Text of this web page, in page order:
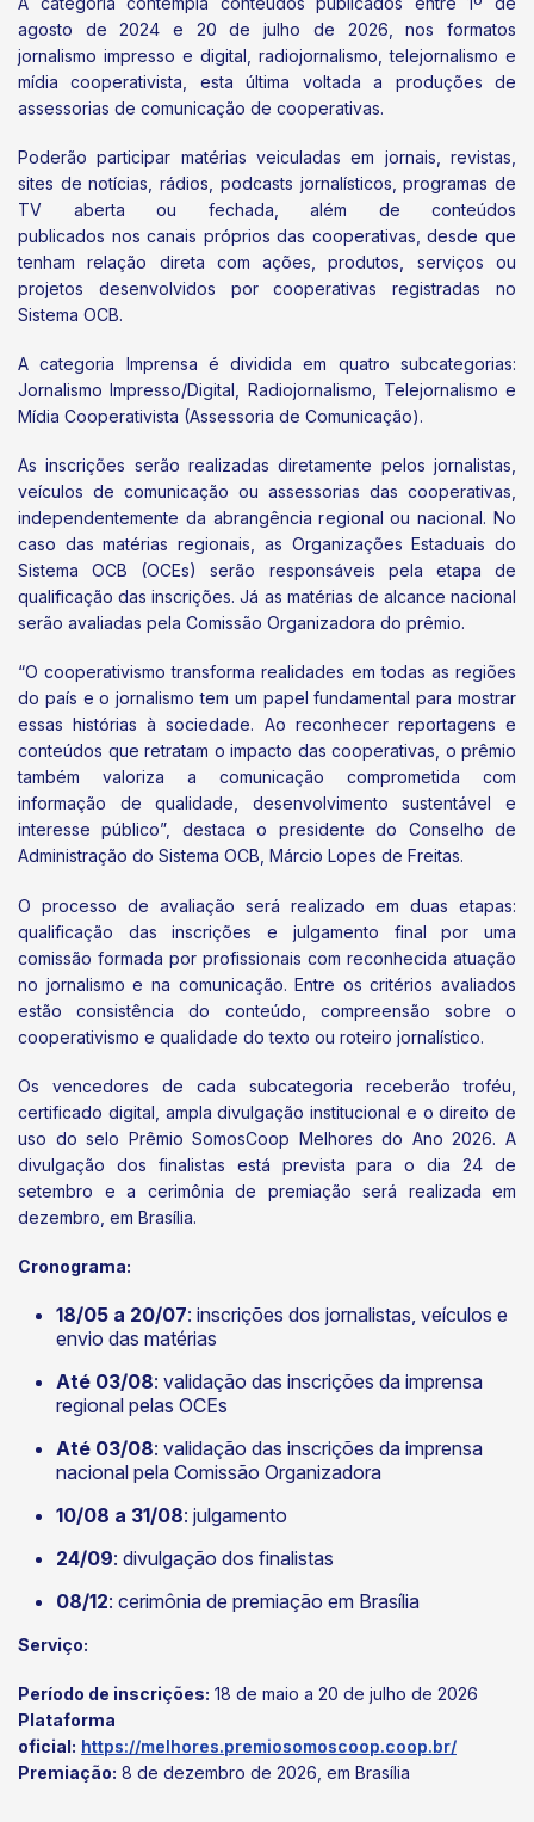
agosto de 2024 e 20 de julho de 2026, nos formatos
jornalismo impresso e digital, radiojornalismo, telejornalismo e
mídia cooperativista, esta última voltada a produções de
assessorias de comunicação de cooperativas.
Poderão participar matérias veiculadas em jornais, revistas,
sites de notícias, rádios, podcasts jornalísticos, programas de
TV aberta ou fechada, além de conteúdos
publicados nos canais próprios das cooperativas, desde que
tenham relação direta com ações, produtos, serviços ou
projetos desenvolvidos por cooperativas registradas no
Sistema OCB.
A categoria Imprensa é dividida em quatro subcategorias:
Jornalismo Impresso/Digital, Radiojornalismo, Telejornalismo e
Mídia Cooperativista (Assessoria de Comunicação).
As inscrições serão realizadas diretamente pelos jornalistas,
veículos de comunicação ou assessorias das cooperativas,
independentemente da abrangência regional ou nacional. No
caso das matérias regionais, as Organizações Estaduais do
Sistema OCB (OCEs) serão responsáveis pela etapa de
qualificação das inscrições. Já as matérias de alcance nacional
serão avaliadas pela Comissão Organizadora do prêmio.
“O cooperativismo transforma realidades em todas as regiões
do país e o jornalismo tem um papel fundamental para mostrar
essas histórias à sociedade. Ao reconhecer reportagens e
conteúdos que retratam o impacto das cooperativas, o prêmio
também valoriza a comunicação comprometida com
informação de qualidade, desenvolvimento sustentável e
interesse público”, destaca o presidente do Conselho de
Administração do Sistema OCB, Márcio Lopes de Freitas.
O processo de avaliação será realizado em duas etapas:
qualificação das inscrições e julgamento final por uma
comissão formada por profissionais com reconhecida atuação
no jornalismo e na comunicação. Entre os critérios avaliados
estão consistência do conteúdo, compreensão sobre o
cooperativismo e qualidade do texto ou roteiro jornalístico.
Os vencedores de cada subcategoria receberão troféu,
certificado digital, ampla divulgação institucional e o direito de
uso do selo Prêmio SomosCoop Melhores do Ano 2026. A
divulgação dos finalistas está prevista para o dia 24 de
setembro e a cerimônia de premiação será realizada em
dezembro, em Brasília.
Cronograma:
18/05 a 20/07: inscrições dos jornalistas, veículos e
envio das matérias
Até 03/08: validação das inscrições da imprensa
regional pelas OCEs
Até 03/08: validação das inscrições da imprensa
nacional pela Comissão Organizadora
10/08 a 31/08: julgamento
24/09: divulgação dos finalistas
08/12: cerimônia de premiação em Brasília
Serviço:
Período de inscrições: 18 de maio a 20 de julho de 2026
Plataforma
oficial: https://melhores.premiosomoscoop.coop.br/
Premiação: 8 de dezembro de 2026, em Brasília